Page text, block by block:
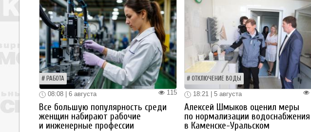
РАБОТА
115
08:08 | 6 августа
Все большую популярность среди
женщин набирают рабочие
и инженерные профессии
ОТКЛЮЧЕНИЕ ВОДЫ
18:21 | 5 августа
Алексей Шмыков оценил меры
по нормализации водоснабжения
в Каменске-Уральском